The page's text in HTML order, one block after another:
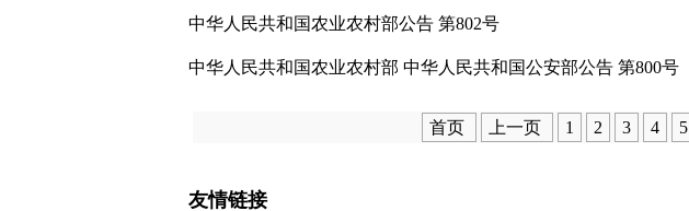
中华人民共和国农业农村部公告 第802号
中华人民共和国农业农村部 中华人民共和国公安部公告 第800号
首页 上一页 1 2 3 4 5
友情链接